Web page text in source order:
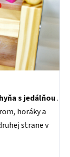
s jedálňou.
horáky a
strane v